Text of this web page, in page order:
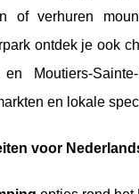
of verhuren
ontdek je ook
Moutiers-
en lokale
voor